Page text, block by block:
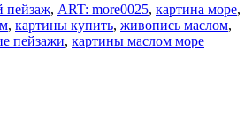
пейзаж, ART: more0025, картина море,
, картины купить, живопись маслом,
пейзажи, картины маслом море